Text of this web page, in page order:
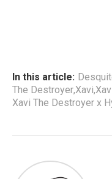
In this article:
The Destroyer,Xavi,
Xavi The Destroyer x